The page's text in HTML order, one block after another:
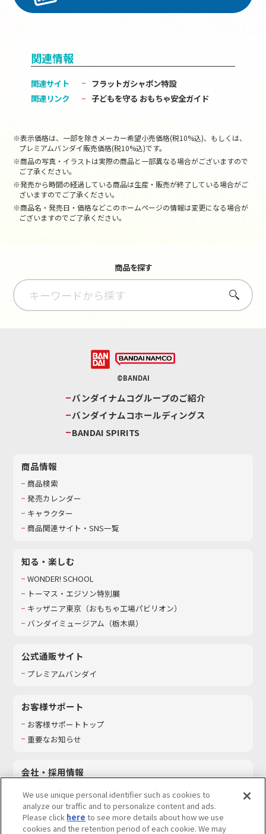
関連情報
関連サイト
フラットガシャポン特設
関連リンク
子どもを守る おもちゃ安全ガイド
※表示価格は、一部を除きメーカー希望小売価格(税10%込)、もしくは、
プレミアムバンダイ販売価格(税10%込)です。
※商品の写真・イラストは実際の商品と一部異なる場合がございますので
ご了承ください。
※発売から時間の経過している商品は生産・販売が終了している場合がご
ざいますのでご了承ください。
※商品名・発売日・価格などこのホームページの情報は変更になる場合が
ございますのでご了承ください。
商品を探す
さがす
©BANDAI
バンダイナムコグループのご紹介
バンダイナムコホールディングス
BANDAI SPIRITS
商品情報
商品検索
発売カレンダー
キャラクター
商品関連サイト・SNS一覧
知る・楽しむ
WONDER! SCHOOL
トーマス・エジソン特別展
キッザニア東京（おもちゃ工場パビリオン）​
バンダイミュージアム（栃木県）
公式通販サイト
プレミアムバンダイ
お客様サポート
お客様サポートトップ
重要なお知らせ
会社・採用情報
採用情報
サステナビリティ
We use unique personal identifier such as cookies to
analyze our traffic and to personalize content and ads.
Please click here to see more details about how we use
cookies and the retention period of each cookie. We may